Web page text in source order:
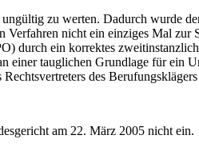
zu werten. Dadurch wurde
nicht ein einziges Mal
durch ein korrektes
einer tauglichen Grundlage für
des
am 22. März 2005 nicht ein.